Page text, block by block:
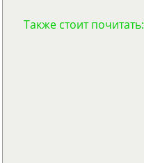
Также стоит почитать: